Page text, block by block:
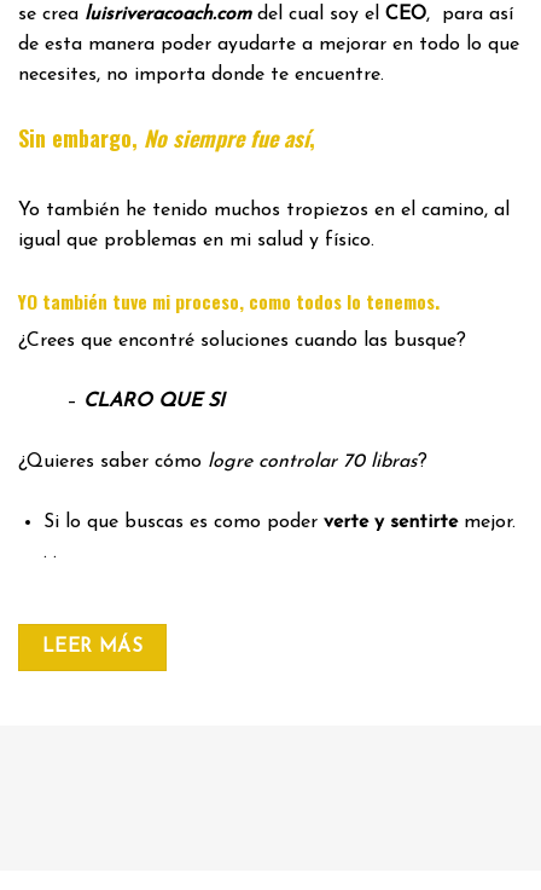
se crea luisriveracoach.comdel cual soy el CEO, para así
de esta manera poder ayudarte a mejorar en todo lo que
necesites, no importa donde te encuentre.
Sin embargo, No siempre fue así,
Yo también he tenido muchos tropiezos en el camino, al
igual que problemas en mi salud y físico.
YO también tuve mi proceso, como todos lo tenemos.
¿Crees que encontré soluciones cuando las busque?
– CLARO QUE SI
¿Quieres saber cómo logre controlar 70 libras?
Si lo que buscas es como poder verte y sentirtemejor.
. .
LEER MÁS